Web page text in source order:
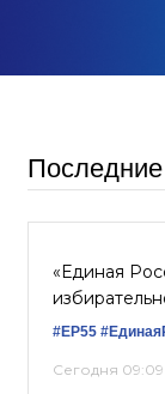
«Единая
#ЕР55
Сегодня 09:09